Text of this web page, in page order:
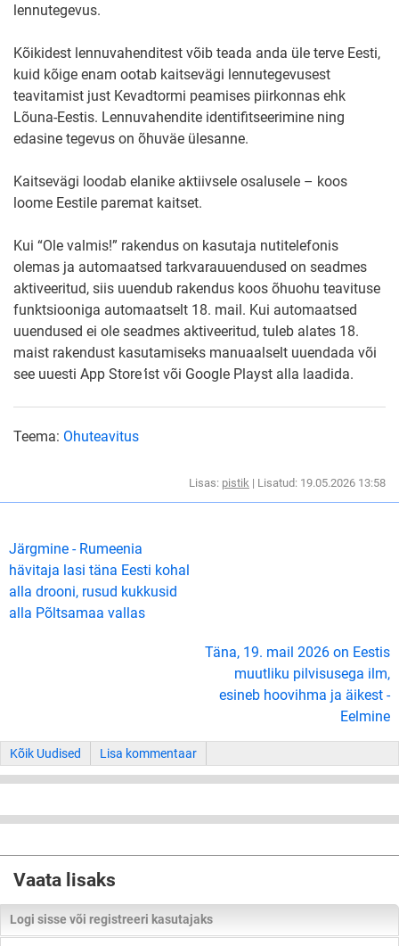
lennutegevus.
Kõikidest lennuvahenditest võib teada anda üle terve Eesti,
kuid kõige enam ootab kaitsevägi lennutegevusest
teavitamist just Kevadtormi peamises piirkonnas ehk
Lõuna-Eestis. Lennuvahendite identifitseerimine ning
edasine tegevus on õhuväe ülesanne.
Kaitsevägi loodab elanike aktiivsele osalusele – koos
loome Eestile paremat kaitset.
Kui “Ole valmis!” rakendus on kasutaja nutitelefonis
olemas ja automaatsed tarkvarauuendused on seadmes
aktiveeritud, siis uuendub rakendus koos õhuohu teavituse
funktsiooniga automaatselt 18. mail. Kui automaatsed
uuendused ei ole seadmes aktiveeritud, tuleb alates 18.
maist rakendust kasutamiseks manuaalselt uuendada või
see uuesti App Store’ist või Google Playst alla laadida.
Teema: Ohuteavitus
Lisas: pistik | Lisatud: 19.05.2026 13:58
Järgmine - Rumeenia
hävitaja lasi täna Eesti kohal
alla drooni, rusud kukkusid
alla Põltsamaa vallas
Täna, 19. mail 2026 on Eestis
muutliku pilvisusega ilm,
esineb hoovihma ja äikest -
Eelmine
Kõik Uudised Lisa kommentaar
Vaata lisaks
Logi sisse või registreeri kasutajaks